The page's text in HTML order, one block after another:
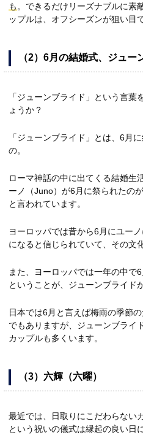
も 。できるだけリーズナブルに素
ップルは、オフシーズンが狙い目で
（2） 6月の結婚式、 ジュー
「ジューンブライド」という言
ょうか？
「ジューンブライド」とは、6月
の。
ローマ神話の中に出てくる結婚生
ーノ（Juno）が6月に祭られたの
と言われています。
ヨーロッパでは昔から6月にユー
になると信じられていて、その文
また、ヨーロッパでは一年の中で
ということが、ジューンブライド
日本では6月と言えば梅雨の季節
でもありますが、ジューンブライ
カップルも多くいます。
（3） 六輝（六曜）
最近では、日取りにこだわらない
という祝いの儀式は縁起の良い日